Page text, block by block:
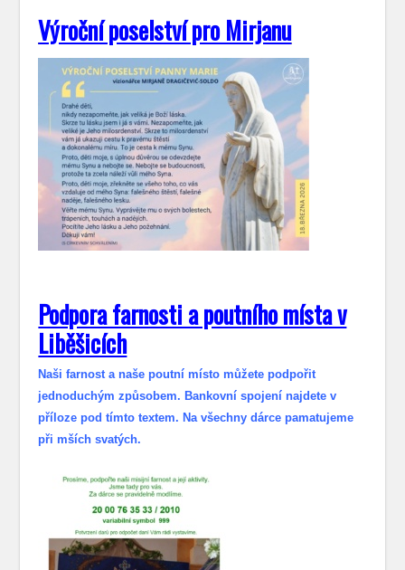
Výroční poselství pro Mirjanu
Podpora farnosti a poutního místa v
Liběšicích
Naši farnost a naše poutní místo můžete podpořit
jednoduchým způsobem. Bankovní spojení najdete v
příloze pod tímto textem. Na všechny dárce pamatujeme
při mších svatých.